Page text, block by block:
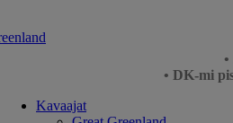
• DK-mi
Kavaajat